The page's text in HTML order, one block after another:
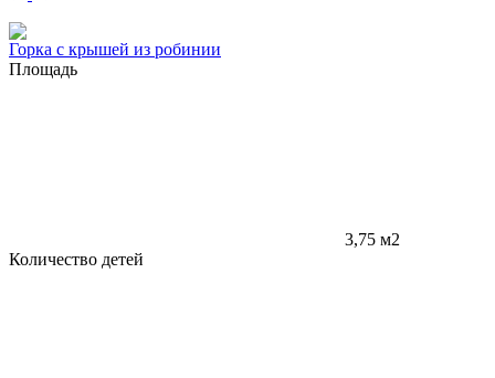
Горка с крышей из робинии
Площадь
3,75 м2
Количество детей